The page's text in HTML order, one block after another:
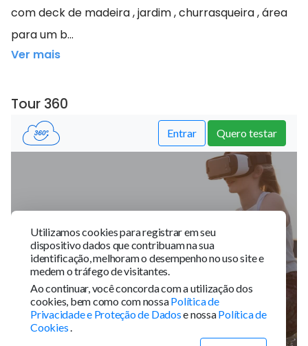
com deck de madeira , jardim , churrasqueira , área
para um b...
Ver mais
Tour 360